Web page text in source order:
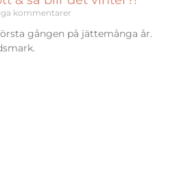
kommentarer
gången på jättemånga år.